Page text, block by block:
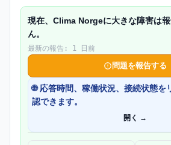
現在、Clima Norgeに大きな障害は
ん。
最新の報告: 1 日前
問題を報告する
🌐 応答時間、稼働状況、接続状態を
認できます。
開く →